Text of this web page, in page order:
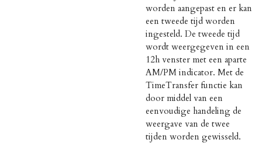
worden aangepast en er kan
een tweede tijd worden
ingesteld. De tweede tijd
wordt weergegeven in een
12h venster met een aparte
AM/PM indicator. Met de
TimeTransfer functie kan
door middel van een
eenvoudige handeling de
weergave van de twee
tijden worden gewisseld.